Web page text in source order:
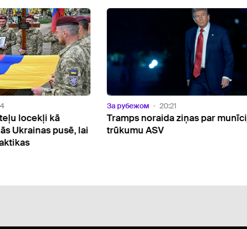
locekļi kā
pusē, lai
За рубежом 20:21
Tramps noraida ziņas par munīcijas
trūkumu ASV